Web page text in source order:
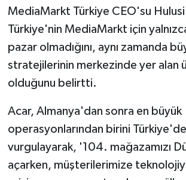
MediaMarkt Türkiye CEO'su Hulusi
Türkiye'nin MediaMarkt için
pazar olmadığını, aynı zamanda
stratejilerinin merkezinde yer alan
olduğunu belirtti.
Acar, Almanya'dan sonra en büyük
operasyonlarından birini
vurgulayarak, '104. mağazamızı
açarken, müşterilerimize